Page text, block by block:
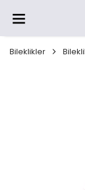
Bileklikler